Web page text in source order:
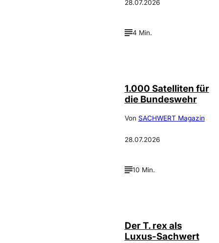
28.07.2026
4 Min.
1.000 Satelliten für
die Bundeswehr
Von SACHWERT Magazin
28.07.2026
10 Min.
Der T. rex als
Luxus-Sachwert